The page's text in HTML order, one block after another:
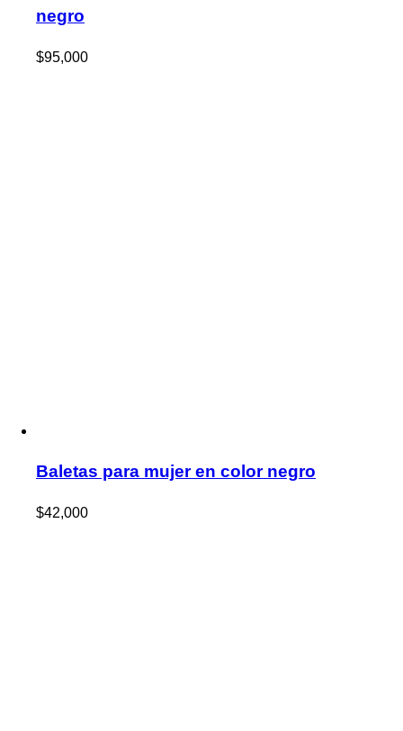
negro
$95,000
Baletas para mujer en color negro
$42,000